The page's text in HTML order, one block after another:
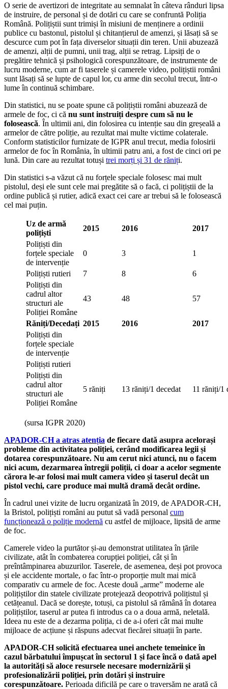
O serie de avertizori de integritate au semnalat în câteva rânduri lipsa
de instruire, de personal și de dotări cu care se confruntă Poliția
Română. Polițiștii sunt trimiși în misiuni de menținere a ordinii
publice cu bastonul, pistolul și chitanțierul de amenzi, și lăsați să se
descurce cum pot în fața diverselor situații din teren. Unii abuzează
de amenzi, alții de pumni, unii trag, alții se retrag. Lipsiți de o
pregătire tehnică și psihologică corespunzătoare, de instrumente de
lucru moderne, cum ar fi taserele și camerele video, polițiștii români
sunt lăsați să se lupte de capul lor, cu arme din secolul trecut, într-o
lume în continuă schimbare.
Din statistici, nu se poate spune că polițiștii români abuzează de
armele de foc, ci că nu sunt instruiți despre cum să nu le
folosească. În ultimii ani, din folosirea cu intenție sau din greșeală a
armelor de către poliție, au rezultat mai multe victime colaterale.
Conform statisticilor furnizate de IGPR anul trecut, media folosirii
armelor de foc în România, în ultimii patru ani, a fost de cinci ori pe
lună. Din care au rezultat totuși trei morți și 31 de răniți.
Din statistici s-a văzut că nu forțele speciale folosesc mai mult
pistolul, deși ele sunt cele mai pregătite să o facă, ci polițiștii de la
ordine publică și rutier, adică exact cei care ar trebui să le folosească
cel mai puțin.
Uz de armă
polițiști
2015 2016
2017
Polițiști din
forțele speciale
de intervenție
0 3 1
Polițiști rutieri 7 8
6
Polițiști din
cadrul altor
structuri ale
Poliției Române
43 48 57
Răniți/Decedați 2015 2016
2017
Polițiști din
forțele speciale
de intervenție
Polițiști rutieri
Polițiști din
cadrul altor
structuri ale
Poliției Române
5 răniți 13 răniți/1 decedat 11 răniți/1
(sursa IGPR 2020)
APADOR-CH a atras atenția de fiecare dată asupra acelorași
probleme din activitatea poliției, cerând modificarea legii și
dotarea corespunzătoare. Nu am cerut nici atunci, nu o facem
nici acum, dezarmarea întregii poliții, ci doar a acelor segmente
cărora le-ar folosi mai mult camera video și taserul decât un
pistol vechi, care produce mai multă dramă decât ordine.
În cadrul unei vizite de lucru organizată în 2019, de APADOR-CH,
la Bristol, polițiști români au putut să vadă personal cum
funcționează o poliție modernă cu astfel de mijloace, lipsită de arme
de foc.
Camerele video la purtător și-au demonstrat utilitatea în țările
civilizate, atât în combaterea corupției poliției, cât și în
preîntâmpinarea abuzurilor. Taserele, de asemenea, deși pot provoca
și ele accidente mortale, o fac într-o proporție mult mai mică
comparativ cu armele de foc. Aceste două „arme” moderne ale
polițiștilor din statele civilizate protejează deopotrivă polițistul și
cetățeanul. Dacă se dorește, totuși, ca pistolul să rămână în dotarea
polițiștilor, taserul ar putea fi introdus ca o a doua armă, neletală.
Ideea nu este de a dezarma poliția, ci de a-i oferi cât mai multe
mijloace de acțiune și răspuns adecvat fiecărei situații în parte.
APADOR-CH solicită efectuarea unei anchete temeinice în
cazul bărbatului împușcat în sectorul 1 și face încă o dată apel
la autorități să aloce resursele necesare modernizării și
profesionalizării poliției, prin dotări și instruire
corespunzătoare. Perioada dificilă pe care o traversăm ne arată că